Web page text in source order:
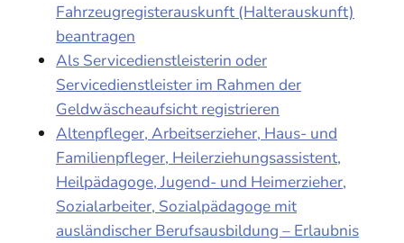
Fahrzeugregisterauskunft (Halterauskunft)
beantragen
Als Servicedienstleisterin oder
Servicedienstleister im Rahmen der
Geldwäscheaufsicht registrieren
Altenpfleger, Arbeitserzieher, Haus- und
Familienpfleger, Heilerziehungsassistent,
Heilpädagoge, Jugend- und Heimerzieher,
Sozialarbeiter, Sozialpädagoge mit
ausländischer Berufsausbildung – Erlaubnis